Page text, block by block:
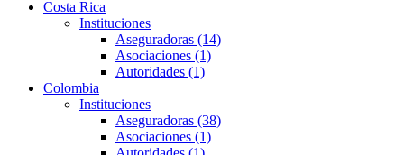
Costa Rica
Instituciones
Aseguradoras (14)
Asociaciones (1)
Autoridades (1)
Colombia
Instituciones
Aseguradoras (38)
Asociaciones (1)